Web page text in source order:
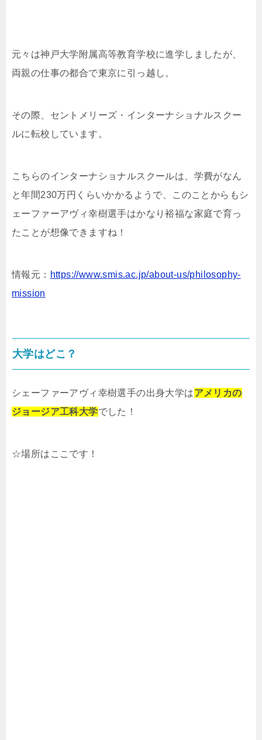
元々は神戸大学附属高等教育学校に進学しましたが、
両親の仕事の都合で東京に引っ越し。
その際、セントメリーズ・インターナショナルスクー
ルに転校しています。
こちらのインターナショナルスクールは、学費がなん
と年間230万円くらいかかるようで、このことからもシ
ェーファーアヴィ幸樹選手はかなり裕福な家庭で育っ
たことが想像できますね！
情報元： https://www.smis.ac.jp/about-us/philosophy-
mission
大学はどこ？
シェーファーアヴィ幸樹選手の出身大学はアメリカの
ジョージア工科大学でした！
☆場所はここです！